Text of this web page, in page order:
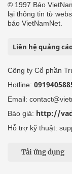
© 1997 Báo
lại thông tin từ
báo VietNamNet.
Liên hệ quảng
Công ty Cổ phần
Hotline:
Email:
Báo giá: http://
Hỗ trợ kỹ thuật:
Tải ứng dụng